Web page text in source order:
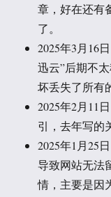
章，好在还有
了。
2025年3月16
迅云”后期不
坏丢失了所有
2025年2月11
引，去年写的
2025年1月25
导致网站无法
情，主要是因